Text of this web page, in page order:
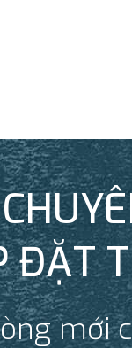
ĐẶT
mới